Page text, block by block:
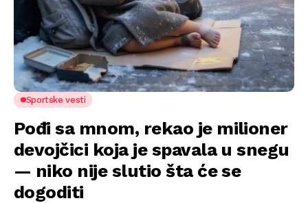
Sportske vesti
Pođi sa mnom, rekao je milioner
devojčici koja je spavala u snegu
— niko nije slutio šta će se
dogoditi